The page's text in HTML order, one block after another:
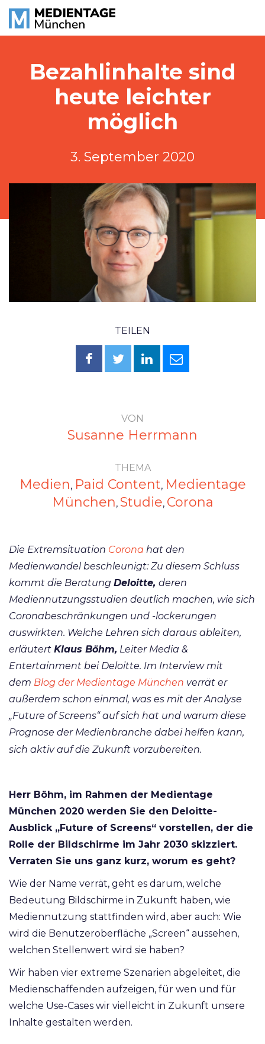
Bezahlinhalte sind
heute leichter
möglich
3. September 2020
TEILEN
VON
Susanne Herrmann
THEMA
Medien, Paid Content, Medientage
München, Studie, Corona
Die Extremsituation Corona hat den
Medienwandel beschleunigt: Zu diesem Schluss
kommt die Beratung Deloitte, deren
Mediennutzungsstudien deutlich machen, wie sich
Coronabeschränkungen und -lockerungen
auswirkten. Welche Lehren sich daraus ableiten,
erläutert Klaus Böhm, Leiter Media &
Entertainment bei Deloitte. Im Interview mit
dem Blog der Medientage München verrät er
außerdem schon einmal, was es mit der Analyse
„Future of Screens“ auf sich hat und warum diese
Prognose der Medienbranche dabei helfen kann,
sich aktiv auf die Zukunft vorzubereiten.
Herr Böhm, im Rahmen der Medientage
München 2020 werden Sie den Deloitte-
Ausblick „Future of Screens“ vorstellen, der die
Rolle der Bildschirme im Jahr 2030 skizziert.
Verraten Sie uns ganz kurz, worum es geht?
Wie der Name verrät, geht es darum, welche
Bedeutung Bildschirme in Zukunft haben, wie
Mediennutzung stattfinden wird, aber auch: Wie
wird die Benutzeroberfläche „Screen“ aussehen,
welchen Stellenwert wird sie haben?
Wir haben vier extreme Szenarien abgeleitet, die
Medienschaffenden aufzeigen, für wen und für
welche Use-Cases wir vielleicht in Zukunft unsere
Inhalte gestalten werden.